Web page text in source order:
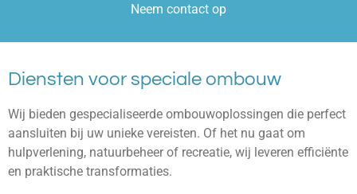
Neem contact op
Diensten voor speciale ombouw
Wij bieden gespecialiseerde ombouwoplossingen die perfect
aansluiten bij uw unieke vereisten. Of het nu gaat om
hulpverlening, natuurbeheer of recreatie, wij leveren efficiënte
en praktische transformaties.